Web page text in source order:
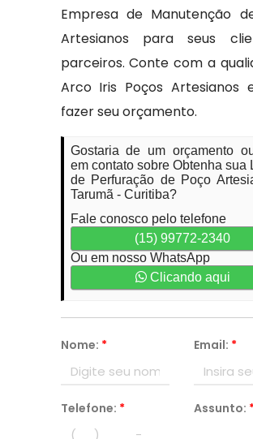
Empresa de Manutenção
Artesianos para seus
parceiros. Conte com a
Arco Iris Poços Artesianos
fazer seu orçamento.
Gostaria de um orçamento
em contato sobre Obtenha sua
de Perfuração de Poço
Tarumã - Curitiba?
Fale conosco pelo telefone
(15) 99772-2340
Ou em nosso WhatsApp
Clicando aqui
Nome: * Email: *
Telefone: * Assunto: *